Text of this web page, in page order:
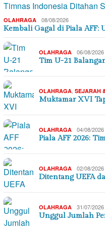
OLAHRAGA 08/08/2026
Kembali Gagal di Piala AFF:
OLAHRAGA 06/08/2026
Tim U-21
OLAHRAGA SEJARAH
Muktamar XVI
OLAHRAGA 04/08/2026
Piala AFF 2026:
OLAHRAGA 02/08/2026
Ditentang UEFA
OLAHRAGA 31/07/2026
Unggul Jumlah